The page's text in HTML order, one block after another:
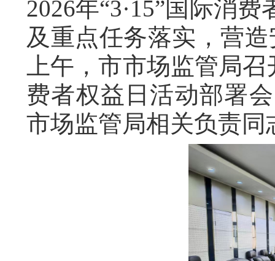
2026年“3·15”国际消
及重点任务落实，营
上午，市市场监管局
费者权益日活动部署
市场监管局相关负责同